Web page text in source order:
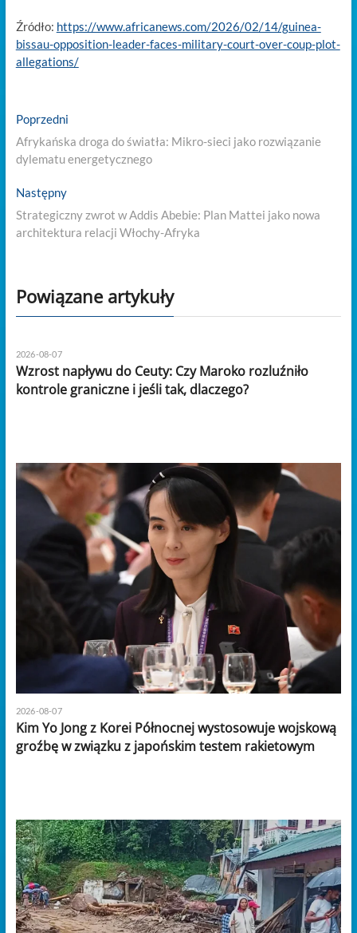
Źródło: https://www.africanews.com/2026/02/14/guinea-
bissau-opposition-leader-faces-military-court-over-coup-plot-
allegations/
Nawigacja
wpisu
PoprzedniPrevious
post:
Afrykańska droga do światła: Mikro-sieci jako rozwiązanie
dylematu energetycznego
NastępnyNext
Strategiczny zwrot w Addis Abebie: Plan Mattei jako nowa
architektura relacji Włochy-Afryka
Powiązane artykuły
2026-08-07
Wzrost napływu do Ceuty: Czy Maroko rozluźniło
kontrole graniczne i jeśli tak, dlaczego?
2026-08-07
Kim Yo Jong z Korei Północnej wystosowuje wojskową
groźbę w związku z japońskim testem rakietowym